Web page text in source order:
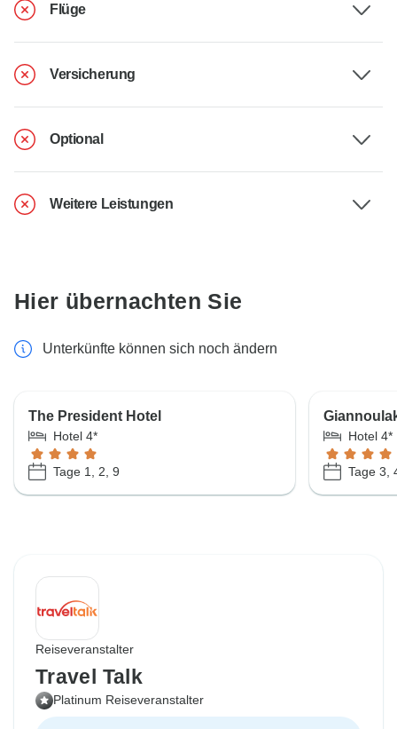
Flüge
Versicherung
Optional
Weitere Leistungen
Hier übernachten Sie
Unterkünfte können sich noch ändern
The President Hotel
Hotel 4*
Tage 1, 2, 9
Hotel 4*
Tage 3,
Reiseveranstalter
Travel Talk
Platinum Reiseveranstalter